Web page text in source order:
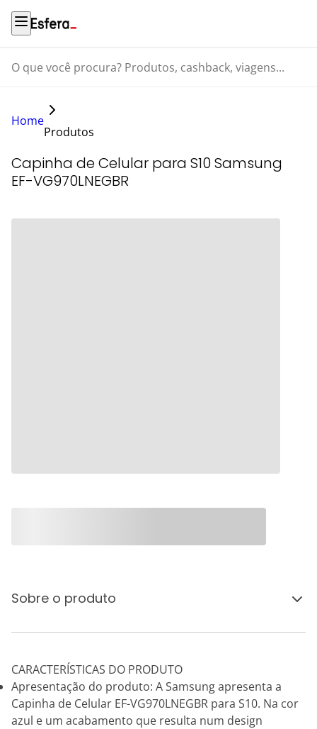
O que você procura? Produtos, cashback, viagens...
Home
Produtos
Capinha de Celular para S10 Samsung
EF-VG970LNEGBR
Sobre o produto
CARACTERÍSTICAS DO PRODUTO
Apresentação do produto: A Samsung apresenta a
Capinha de Celular EF-VG970LNEGBR para S10. Na cor
azul e um acabamento que resulta num design